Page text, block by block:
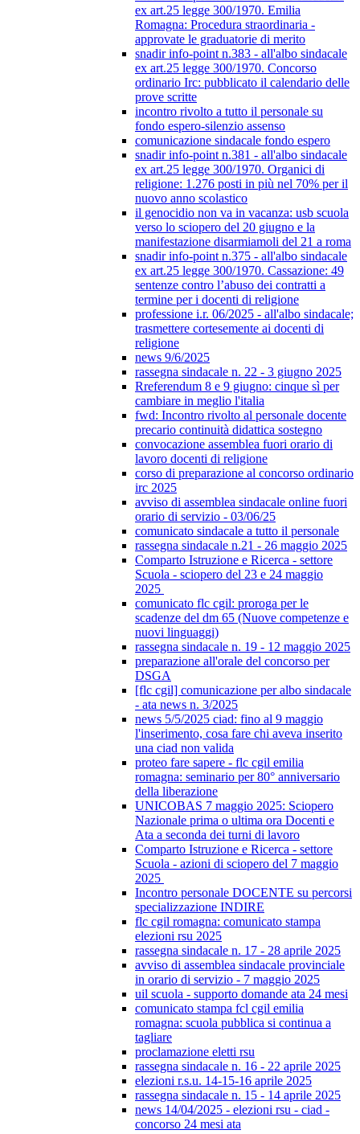
ex art.25 legge 300/1970. Emilia
Romagna: Procedura straordinaria -
approvate le graduatorie di merito
snadir info-point n.383 - all'albo sindacale
ex art.25 legge 300/1970. Concorso
ordinario Irc: pubblicato il calendario delle
prove scritte
incontro rivolto a tutto il personale su
fondo espero-silenzio assenso
comunicazione sindacale fondo espero
snadir info-point n.381 - all'albo sindacale
ex art.25 legge 300/1970. Organici di
religione: 1.276 posti in più nel 70% per il
nuovo anno scolastico
il genocidio non va in vacanza: usb scuola
verso lo sciopero del 20 giugno e la
manifestazione disarmiamoli del 21 a roma
snadir info-point n.375 - all'albo sindacale
ex art.25 legge 300/1970. Cassazione: 49
sentenze contro l’abuso dei contratti a
termine per i docenti di religione
professione i.r. 06/2025 - all'albo sindacale;
trasmettere cortesemente ai docenti di
religione
news 9/6/2025
rassegna sindacale n. 22 - 3 giugno 2025
Rreferendum 8 e 9 giugno: cinque sì per
cambiare in meglio l'italia
fwd: Incontro rivolto al personale docente
precario continuità didattica sostegno
convocazione assemblea fuori orario di
lavoro docenti di religione
corso di preparazione al concorso ordinario
irc 2025
avviso di assemblea sindacale online fuori
orario di servizio - 03/06/25
comunicato sindacale a tutto il personale
rassegna sindacale n.21 - 26 maggio 2025
Comparto Istruzione e Ricerca - settore
Scuola - sciopero del 23 e 24 maggio
2025
comunicato flc cgil: proroga per le
scadenze del dm 65 (Nuove competenze e
nuovi linguaggi)
rassegna sindacale n. 19 - 12 maggio 2025
preparazione all'orale del concorso per
DSGA
[flc cgil] comunicazione per albo sindacale
- ata news n. 3/2025
news 5/5/2025 ciad: fino al 9 maggio
l'inserimento, cosa fare chi aveva inserito
una ciad non valida
proteo fare sapere - flc cgil emilia
romagna: seminario per 80° anniversario
della liberazione
UNICOBAS 7 maggio 2025: Sciopero
Nazionale prima o ultima ora Docenti e
Ata a seconda dei turni di lavoro
Comparto Istruzione e Ricerca - settore
Scuola - azioni di sciopero del 7 maggio
2025
Incontro personale DOCENTE su percorsi
specializzazione INDIRE
flc cgil romagna: comunicato stampa
elezioni rsu 2025
rassegna sindacale n. 17 - 28 aprile 2025
avviso di assemblea sindacale provinciale
in orario di servizio - 7 maggio 2025
uil scuola - supporto domande ata 24 mesi
comunicato stampa fcl cgil emilia
romagna: scuola pubblica si continua a
tagliare
proclamazione eletti rsu
rassegna sindacale n. 16 - 22 aprile 2025
elezioni r.s.u. 14-15-16 aprile 2025
rassegna sindacale n. 15 - 14 aprile 2025
news 14/04/2025 - elezioni rsu - ciad -
concorso 24 mesi ata